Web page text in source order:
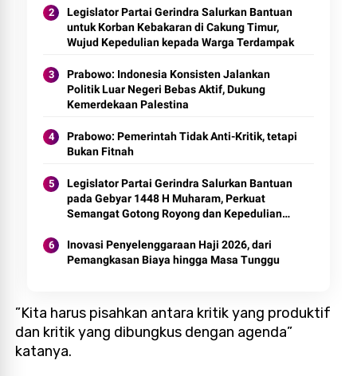
Legislator Partai Gerindra Salurkan Bantuan
untuk Korban Kebakaran di Cakung Timur,
Wujud Kepedulian kepada Warga Terdampak
Prabowo: Indonesia Konsisten Jalankan
Politik Luar Negeri Bebas Aktif, Dukung
Kemerdekaan Palestina
Prabowo: Pemerintah Tidak Anti-Kritik, tetapi
Bukan Fitnah
Legislator Partai Gerindra Salurkan Bantuan
pada Gebyar 1448 H Muharam, Perkuat
Semangat Gotong Royong dan Kepedulian
Inovasi Penyelenggaraan Haji 2026, dari
Pemangkasan Biaya hingga Masa Tunggu
”Kita harus pisahkan antara kritik yang produktif
dan kritik yang dibungkus dengan agenda”
katanya.